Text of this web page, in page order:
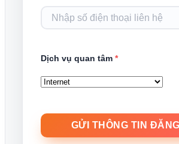
Dịch vụ quan tâm *